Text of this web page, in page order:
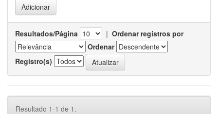
Resultados/Página | Ordenar registros por
Ordenar
Registro(s)
Resultado 1-1 de 1.